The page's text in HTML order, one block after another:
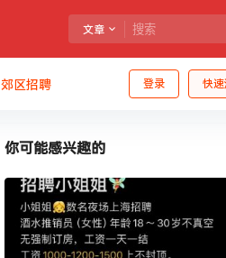
文章
登录 快
郊区招聘
你可能感兴趣的